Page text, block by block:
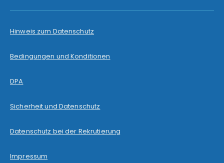
Hinweis zum Datenschutz
Bedingungen und Konditionen
DPA
Sicherheit und Datenschutz
Datenschutz bei der Rekrutierung
Impressum